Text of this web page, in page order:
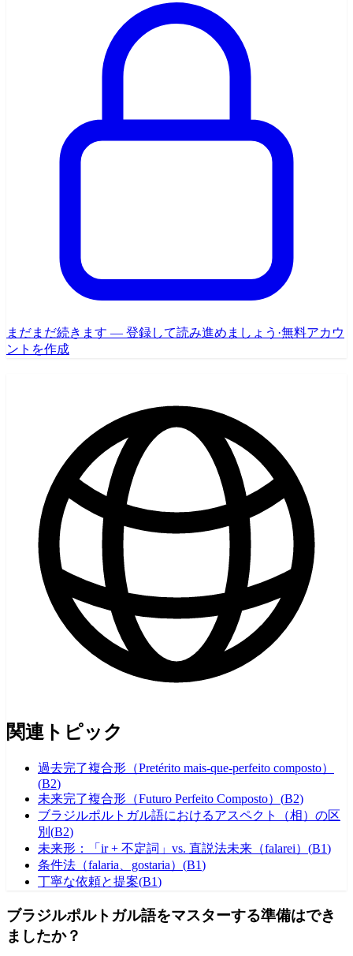
まだまだ続きます — 登録して読み進めましょう ·無料アカウ
ントを作成
関連トピック
過去完了複合形（Pretérito mais-que-perfeito composto）
(B2)
未来完了複合形（Futuro Perfeito Composto） (B2)
ブラジルポルトガル語におけるアスペクト（相）の区
別 (B2)
未来形：「ir + 不定詞」vs. 直説法未来（falarei） (B1)
条件法（falaria、gostaria） (B1)
丁寧な依頼と提案(B1)
ブラジルポルトガル語をマスターする準備はでき
ましたか？